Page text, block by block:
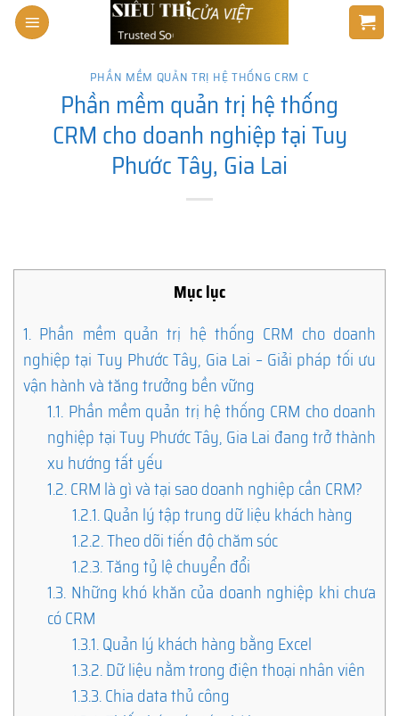
Skip
PHẦN MỀM QUẢN TRỊ HỆ THỐNG CRM C
Phần mềm quản trị hệ thống
CRM cho doanh nghiệp tại Tuy
Phước Tây, Gia Lai
Mục lục
1. Phần mềm quản trị hệ thống CRM cho doanh
nghiệp tại Tuy Phước Tây, Gia Lai – Giải pháp tối ưu
vận hành và tăng trưởng bền vững
1.1. Phần mềm quản trị hệ thống CRM cho doanh
nghiệp tại Tuy Phước Tây, Gia Lai đang trở thành
xu hướng tất yếu
1.2.CRM là gì và tại sao doanh nghiệp cần CRM?
1.2.1.Quản lý tập trung dữ liệu khách hàng
1.2.2.Theo dõi tiến độ chăm sóc
1.2.3.Tăng tỷ lệ chuyển đổi
1.3. Những khó khăn của doanh nghiệp khi chưa
có CRM
1.3.1.Quản lý khách hàng bằng Excel
1.3.2.Dữ liệu nằm trong điện thoại nhân viên
1.3.3.Chia data thủ công